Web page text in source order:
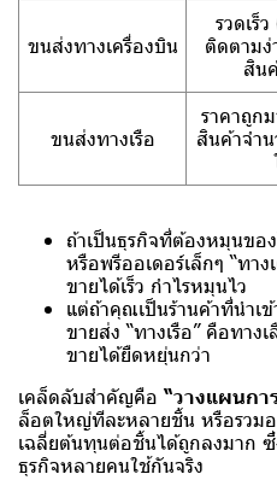
ขนส่งทางเครื่องบิน
รวดเร็
ติดตามง่
สิน
ขนส่งทางเรือ
ราคาถูก
สินค้าจำ
ถ้าเป็นธุรกิจที่ต้องหมุนขอ
หรือพรีออเดอร์เล็กๆ “ทา
ขายได้เร็ว กำไรหมุนไว
แต่ถ้าคุณเป็นร้านค้าที่นำเ
ขายส่ง “ทางเรือ” คือทาง
ขายได้ยืดหยุ่นกว่า
เคล็ดลับสำคัญคือ “วางแผนกา
ล็อตใหญ่ทีละหลายชิ้น หรือรวม
เฉลี่ยต้นทุนต่อชิ้นได้ถูกลงมาก ซึ่
ธุรกิจหลายคนใช้กันจริง